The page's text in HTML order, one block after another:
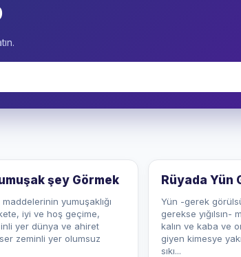
şey Görmek
yumuşaklığı
iyi ve hoş geçime,
yer dünya ve ahiret
zeminli yer olumsuz
Rüyada Yün
Yün -gerek
gerekse yığılsın-
kalın ve kaba ve
giyen kimesye
sıkı...